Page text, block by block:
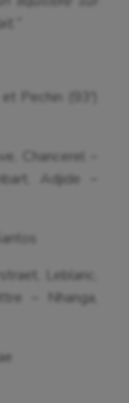
Pechin (93′)
Chancerel –
Adjide –
Leblanc,
– Nhanga,